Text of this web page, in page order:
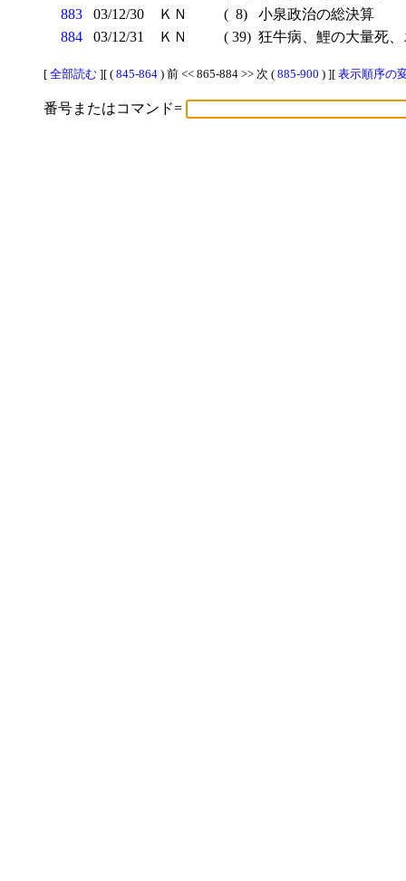
883
03/12/30 ＫＮ ( 8)
小泉政治の総決算
884
03/12/31 ＫＮ ( 39) 狂牛病、鯉の大量死
[ 全部読む ][ ( 845-864 ) 前 << 865-884 >> 次 ( 885-900 ) ][ 表示順序の
番号またはコマンド=